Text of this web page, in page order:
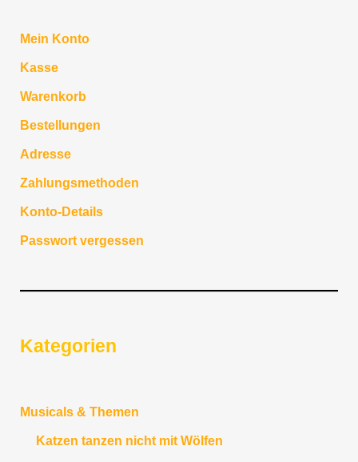
Mein Konto
Kasse
Warenkorb
Bestellungen
Adresse
Zahlungsmethoden
Konto-Details
Passwort vergessen
Kategorien
Musicals & Themen
Katzen tanzen nicht mit Wölfen